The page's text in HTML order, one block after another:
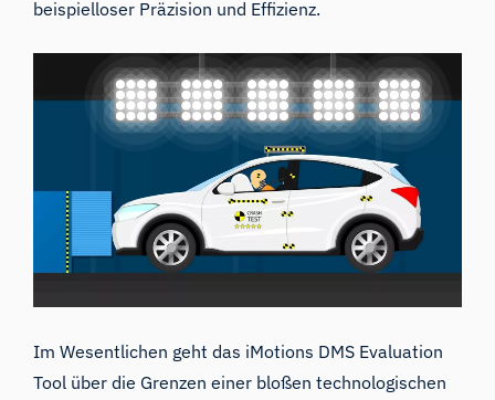
beispielloser Präzision und Effizienz.
Im Wesentlichen geht das iMotions DMS Evaluation
Tool über die Grenzen einer bloßen technologischen